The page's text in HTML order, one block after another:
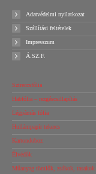
Adatvédelmi nyilatkozat
Szállítási feltételek
Impresszum
Á.SZ.F.
Sztreccsfólia
Habfólia – rezgéscsillapítás
Légpárnás fólia
Hullámpapír tekercs
Kartondoboz
Élvédők
Műanyag tömlők, zsákok, tasakok